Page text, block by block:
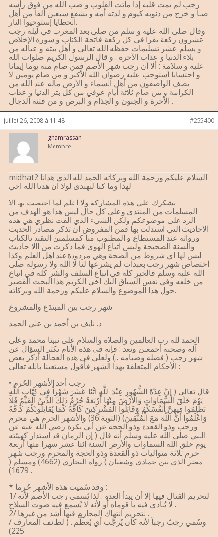
رجب لم يمت قلبه إذا ماتت القلوب و صب الله من فوق رأسه
صبا و خرج من ذنوبه كيوم و لدته أمه و يشفع سبعين ألفا من أهل
الخطايا إستوحيوا النار.
وقال صلى الله عليه و سلم من صلى بعد المغرب في ليلة رجب
عشرون ركعة يقرا في كل ركعة فاتحة الكتاب و سورة الإخلاص
و يسلم عشر تسليمات حفظه الله تعالى و أهل بيته و عياله من
بلاء الدنيا و عذاب الآخرة . و قال الرسول الكريم صلوات الله
عليه و سلامة : ألا أن رجب شهر الأصم فمن صام منه يوما إيمانا
و احتسابا أستوجب عليه رضوان الله الأكبر و من صام يومين لا
يصف الواصفون من أهل السماء و الأرض ماله عند الله من
الكرامة و من صام ثلاثة أيام عوفي من كل بتر الدنيا و عذاب
الآخرة و الجنون و الجذام و البرص و من فتنة الدجال .
juillet 26, 2008 à 11:48 #255400
ghamrassan
Membre
midhat2 السلام عليكم ورحمة الله وبركاته الحمد لله الذي هدانا
لهذا وما كنا لنهتدى لولا ان هدنا الله اخي
نشكرك على هذه المشاركة ولا اعلم لما اختصت بها الا
المسلمات من المنتدى وعلى كل حال ليس هذا هو الهدف من
الرد على موضوعكم ولكن الشيء الذي الفت نظري هي هذه
الاحاديث التي استدلت بها فمن المفروض ان تذكر مصادر الحديث
ورواته عند المستطاع و المطلوب منا كمسلمين التقيد بالكتاب
والسنة الصحيحة وليس اتباع الهوى فما ذكرت من االا حاديث
ليس لها اي شروط من الصحة وهي مردودةعند اهل العلم وكذا
اختصاص شهر رجب بعبدات لم يشرعها لنا لا الله ولا رسوله صلى
الله عليه وسلم فالخير كله في اتباع السلف والشر كله في اتباع
من خلفه وفي نفس السياق اليك اخي الكريم هذا البحث القصير
حول هذا الموضوع والسلام عليكم ورحمة الله وبركاته.
شهر رجب بين المبتدَع والمشروع
د. نايف بن أحمد بن علي الحمد
الحمد لله رب العالمين والصلاة والسلام على نبينا محمد وعلى
آله وصحبه أجمعين وبعد : فإنه في هذه الأيام يكثر السؤال عن
شهر رجب ( فضله وصيامه ..) ولعلي في هذه العجالة أذكر بعض
الأحكام المتعلقة بهذا الشهر فأقول مستعينا بالله تعالى :
• رجب أحد الأشهر الحُرم
قال تعالى ( إِنَّ عِدَّةَ الشُّهُورِ عِنْدَ اللَّهِ اثْنَا عَشَرَ شَهْراً فِي كِتَابِ اللَّهِ
يَوْمَ خَلَقَ السَّمَاوَاتِ وَالْأَرْضَ مِنْهَا أَرْبَعَةٌ حُرُمٌ ذَلِكَ الدِّينُ الْقَيِّمُ فَلا
تَظْلِمُوا فِيهِنَّ أَنْفُسَكُمْ وَقَاتِلُوا الْمُشْرِكِينَ كَافَّةً كَمَا يُقَاتِلُونَكُمْ كَافَّةً
وَاعْلَمُوا أَنَّ اللَّهَ مَعَ الْمُتَّقِينَ) (التوبة:36) والأشهر الحرم هي محرم
ورجب وذو القعدة وذو الحجة عن أبي بكرة رضي الله عنه عن
النبي صلى الله عليه وسلم أنه قال ( إن الزمان قد استدار كهيئته
يوم خلق الله السماوات والأرض السنة اثنا عشر شهرا منها أربعة
حرم ثلاثة متواليات ذو القعدة وذو الحجة والمحرم ورجب شهر
مضر الذي بين جمادى وشعبان ) رواه البخاري (4662) ومسلم (
1679) .
* وقد سُميت هذه الأشهر حُرما :
1/ لتحريم القتال فيها إلا أن يبدأ العدو . لذا يُسمى رجب الأصم لأنه
لا يُنادى فيه يا قوماه أو لأنه لا يُسمع فيه صوت السلاح .
2/ لتحريم انتهاك المحارم فيها أشد من غيرها .
وسُمي رجبٌ رجباً لأنه كان يُرجَّب أي يُعظَّم . ( لطائف المعارف /
225)